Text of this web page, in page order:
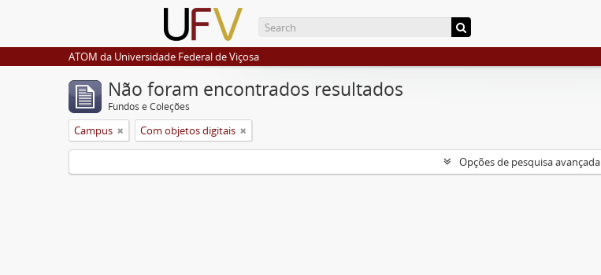
ATOM da Universidade Federal de Viçosa
Não foram encontrados resultados
Fundos e Coleções
Campus Com objetos digitais
Opções de pesquisa avançada